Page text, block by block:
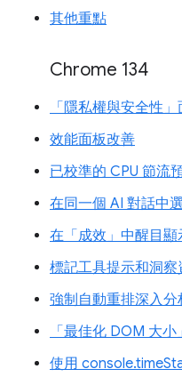
其他重點
Chrome 134
「隱私權與安全性」
效能面板改善
已校準的 CPU 節流
在同一個 AI 對話中
在「成效」中醒目
標記工具提示和洞
強制自動重排深入分
「最佳化 DOM 大小
使用